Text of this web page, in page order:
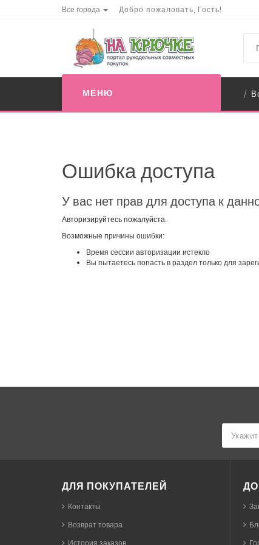
Все города Добро пожаловать, Гость!
МЕНЮ /
Ошибка доступа
У вас нет прав для доступа к
Авторизируйтесь пожалуйста.
Возможные причины ошибки:
Время сессии авторизации истекло
Вы пытаетесь попасть в раздел только для
ДЛЯ ПОКУПАТЕЛЕЙ
Контакты
Возврат товара
История заказов